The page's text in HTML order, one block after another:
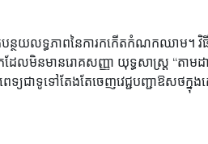
ថយលទ្ធភាពនៃការកកើតកំណកឈាម។ វិធី
ដែលមិនមានរោគសញ្ញា យុទ្ធសាស្ត្រ “តាម
ទ្យជាទូទៅតែងតែចេញវេជ្ជបញ្ជាឱសថ